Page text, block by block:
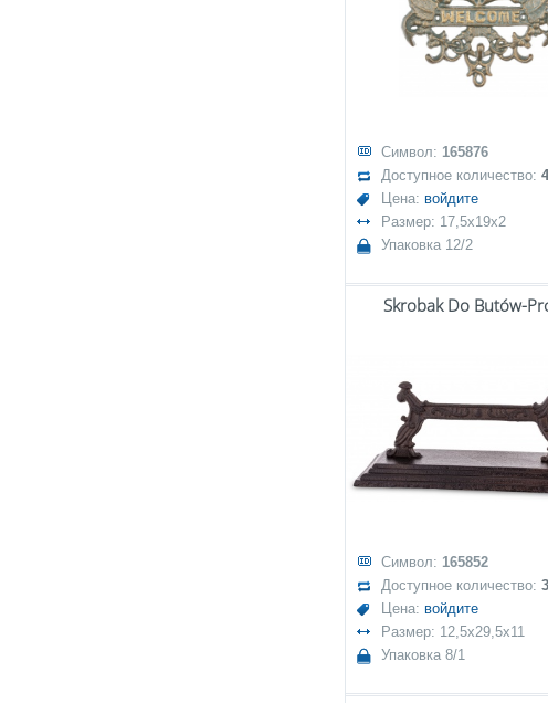
Символ: 165876
Доступное количество:
Цена: войдите
Размер: 17,5x19x2
Упаковка 12/2
Skrobak Do Butów-
Символ: 165852
Доступное количество:
Цена: войдите
Размер: 12,5x29,5x11
Упаковка 8/1